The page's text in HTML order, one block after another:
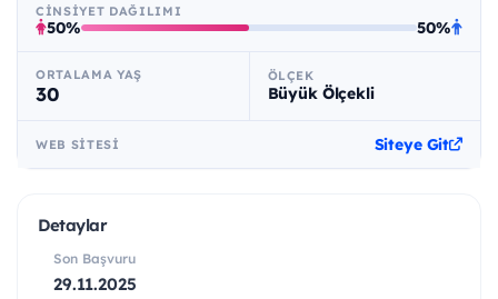
CINSIYET DAĞILIMI
50% 50%
ORTALAMA YAŞ
30
ÖLÇEK
Büyük Ölçekli
WEB SITESI Siteye Git
Detaylar
Son Başvuru
29.11.2025